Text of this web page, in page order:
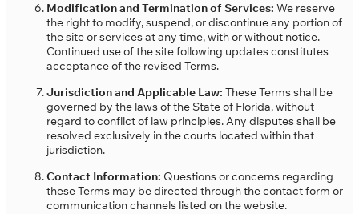
Modification and Termination of Services: We reserve
the right to modify, suspend, or discontinue any portion of
the site or services at any time, with or without notice.
Continued use of the site following updates constitutes
acceptance of the revised Terms.
Jurisdiction and Applicable Law: These Terms shall be
governed by the laws of the State of Florida, without
regard to conflict of law principles. Any disputes shall be
resolved exclusively in the courts located within that
jurisdiction.
Contact Information: Questions or concerns regarding
these Terms may be directed through the contact form or
communication channels listed on the website.